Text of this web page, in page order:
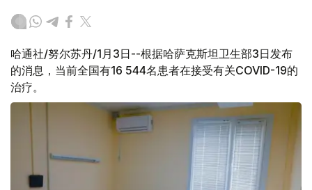
哈通社/努尔苏丹/1月3日--根据哈萨克斯坦卫生部3日发布
的消息，当前全国有16 544名患者在接受有关COVID-19的
治疗。